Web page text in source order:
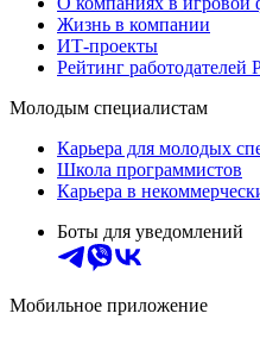
Жизнь в компании
ИТ-проекты
Рейтинг работодателей
Молодым специалистам
Карьера для молодых
Школа программистов
Карьера в
Боты для уведомлений
Мобильное приложение